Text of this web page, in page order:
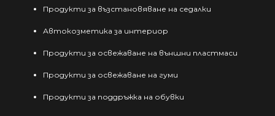
99,75 лв.
may
be
the
product
Продукти за възстановяване на седалки
Автокозметика за интериор
Продукти за освежаване на външни пластмаси
Продукти за освежаване на гуми
Продукти за поддръжка на обувки